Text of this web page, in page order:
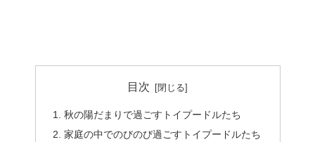
目次
秋の陽だまりで過ごすトイプードルたち
家庭の中でのびのび過ごすトイプードルたち